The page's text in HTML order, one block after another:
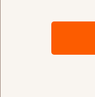
Votre père
voyait
cigarette. Il a